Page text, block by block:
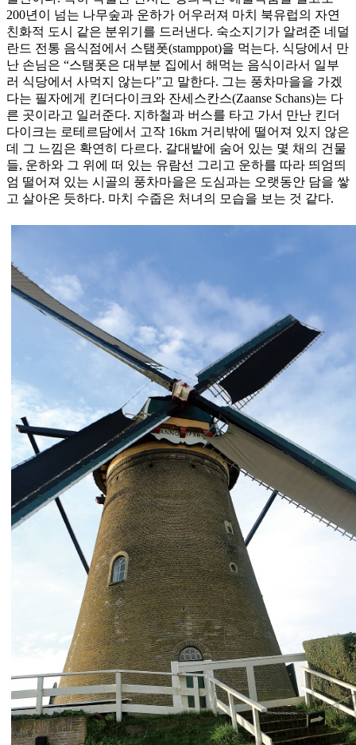
200년이 넘는 나무숲과 운하가 어우러져 마치 북유럽의 자연
친화적 도시 같은 분위기를 드러낸다. 숙소지기가 알려준 네덜
란드 전통 음식점에서 스탬폿(stamppot)을 먹는다. 식당에서 만
난 손님은 “스탬폿은 대부분 집에서 해먹는 음식이라서 일부
러 식당에서 사먹지 않는다”고 말한다. 그는 풍차마을을 가겠
다는 필자에게 킨더다이크와 잔세스칸스(Zaanse Schans)는 다
른 곳이라고 일러준다. 지하철과 버스를 타고 가서 만난 킨더
다이크는 로테르담에서 고작 16km 거리밖에 떨어져 있지 않은
데 그 느낌은 확연히 다르다. 갈대밭에 숨어 있는 몇 채의 건물
들, 운하와 그 위에 떠 있는 유람선 그리고 운하를 따라 띄엄띄
엄 떨어져 있는 시골의 풍차마을은 도심과는 오랫동안 담을 쌓
고 살아온 듯하다. 마치 수줍은 처녀의 모습을 보는 것 같다.